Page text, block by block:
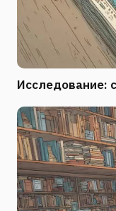
Исследование: